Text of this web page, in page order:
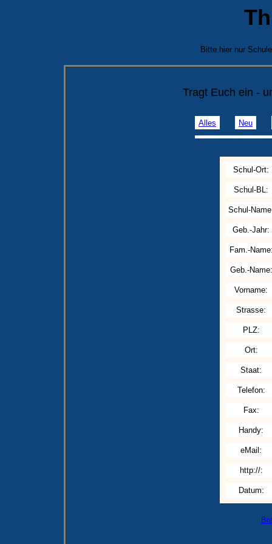
Bitte hier nur
Tragt Euch ein -
Alles Neu
Schul-Ort:
Schul-BL:
Schul-
Geb.-Jahr:
Fam.-
Geb.-Name:
Vorname:
Strasse:
PLZ:
Ort:
Staat:
Telefon:
Fax:
Handy:
eMail:
http://:
Datum: